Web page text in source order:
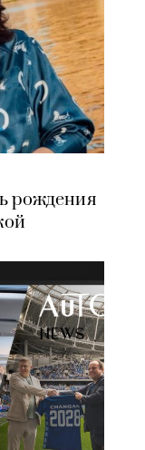
рождения